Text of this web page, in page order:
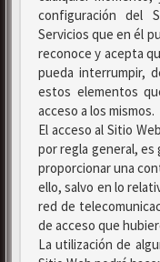
configuración del
Servicios que en él
reconoce y acepta
pueda interrumpir,
estos elementos
acceso a los mismos.
El acceso al Sitio
por regla general,
proporcionar una
ello, salvo en lo
red de
de acceso que
La utilización de